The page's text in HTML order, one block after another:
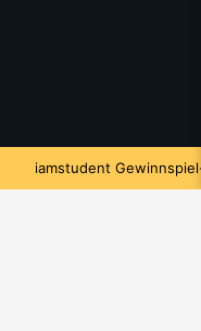
iamstudent Gewinnspiel-